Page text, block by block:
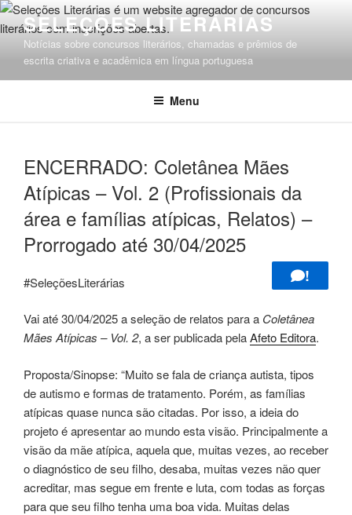
Pular
para
conteúdo
SELEÇÕES LITERÁRIAS
Notícias sobre concursos literários, chamadas e prêmios de
escrita criativa e acadêmica em língua portuguesa
Menu
ENCERRADO: Coletânea Mães
Atípicas – Vol. 2 (Profissionais da
área e famílias atípicas, Relatos) –
Prorrogado até 30/04/2025
!
#SeleçõesLiterárias
Vai até 30/04/2025 a seleção de relatos para a Coletânea
Mães Atípicas – Vol. 2, a ser publicada pelaAfeto Editora.
Proposta/Sinopse: “Muito se fala de criança autista, tipos
de autismo e formas de tratamento. Porém, as famílias
atípicas quase nunca são citadas. Por isso, a ideia do
projeto é apresentar ao mundo esta visão. Principalmente a
visão da mãe atípica, aquela que, muitas vezes, ao receber
o diagnóstico de seu filho, desaba, muitas vezes não quer
acreditar, mas segue em frente e luta, com todas as forças
para que seu filho tenha uma boa vida. Muitas delas